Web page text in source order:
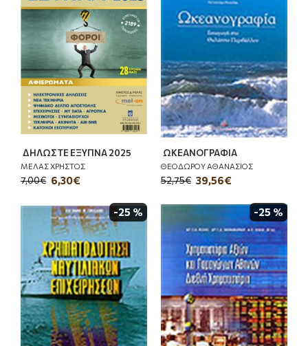
ΔΗΛΩΣΤΕ ΕΞΥΠΝΑ 2025
ΜΕΛΑΣ ΧΡΗΣΤΟΣ
6,30€
7,00€
ΩΚΕΑΝΟΓΡΑΦΙΑ
ΘΕΟΔΩΡΟΥ ΑΘΑΝΑΣΙΟΣ
39,56€
52,75€
-25 % -25 %